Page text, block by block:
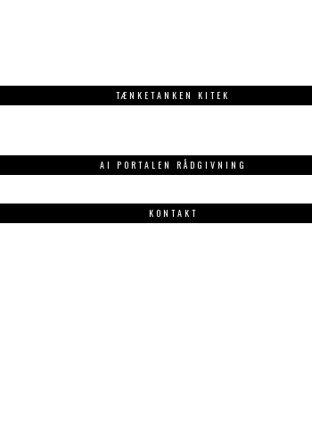
TÆNKETANKEN KITEK
AI PORTALEN RÅDGIVNING
KONTAKT